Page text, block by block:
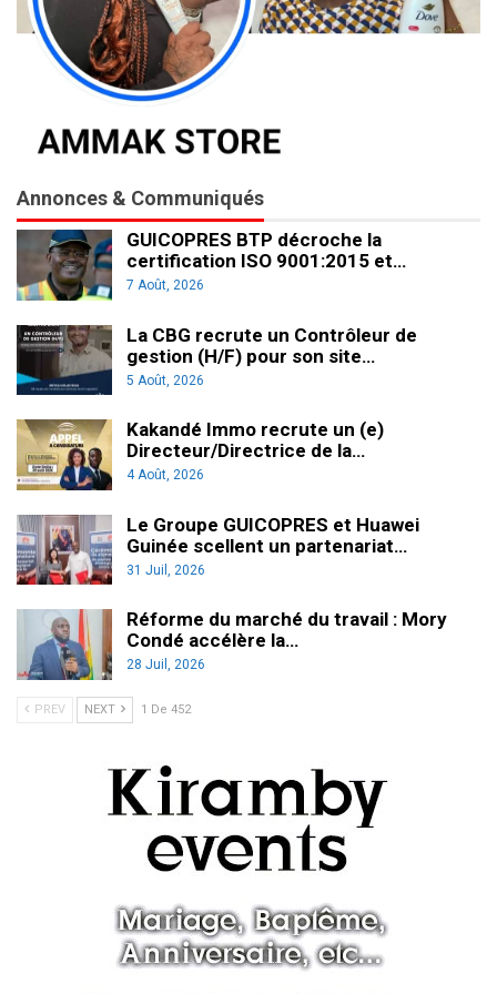
Annonces & Communiqués
GUICOPRES BTP décroche la
certification ISO 9001:2015 et…
7 Août, 2026
La CBG recrute un Contrôleur de
gestion (H/F) pour son site…
5 Août, 2026
Kakandé Immo recrute un (e)
Directeur/Directrice de la…
4 Août, 2026
Le Groupe GUICOPRES et Huawei
Guinée scellent un partenariat…
31 Juil, 2026
Réforme du marché du travail : Mory
Condé accélère la…
28 Juil, 2026
PREV NEXT 1 De 452